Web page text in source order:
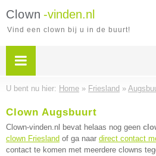
Clown -vinden.nl
Vind een clown bij u in de buurt!
U bent nu hier: Home » Friesland »
Clown Augsbuurt
Clown-vinden.nl bevat helaas nog geen
clown Friesland of ga naar direct contact
contact te komen met meerdere clowns